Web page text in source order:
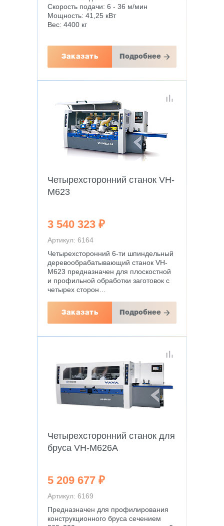
Скорость подачи: 6 - 36 м/мин
Мощность: 41,25 кВт
Вес: 4400 кг
Заказать Подробнее
Четырехсторонний станок VH-
M623
3 540 323 ₽
Артикул: 6164
Четырехсторонний 6-ти шпиндельный
деревообрабатывающий станок VH-
M623 предназначен для плоскостной
и профильной обработки заготовок с
четырех сторон…
Заказать Подробнее
Четырехсторонний станок для
бруса VH-M626A
5 209 677 ₽
Артикул: 6169
Предназначен для профилирования
конструкционного бруса сечением